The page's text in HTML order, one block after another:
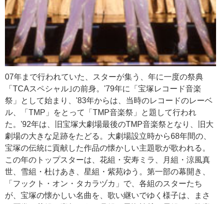
07年まで行われていた、スターが集う、年に一度の祭典
「TCAスペシャル｣の前身。'79年に「宝塚レコード音楽
祭」として始まり、'83年からは、当時のレコードのレーベ
ル、「TMP」をとって「TMP音楽祭」と題して行われ
た。'92年は、旧宝塚大劇場最後のTMP音楽祭となり、旧大
劇場の大きな足跡をたどる。大劇場設立時から68年間の、
宝塚の伝統に貢献した作品の懐かしい主題歌が歌われる。
この年のトップスターは、花組・安寿ミラ、月組・涼風真
世、雪組・杜けあき、星組・紫苑ゆう。第一部の幕開き、
「フックト・オン・タカラヅカ」で、各組のスターたち
が、宝塚の懐かしい名曲を、歌い継いでゆく様子は、まさ